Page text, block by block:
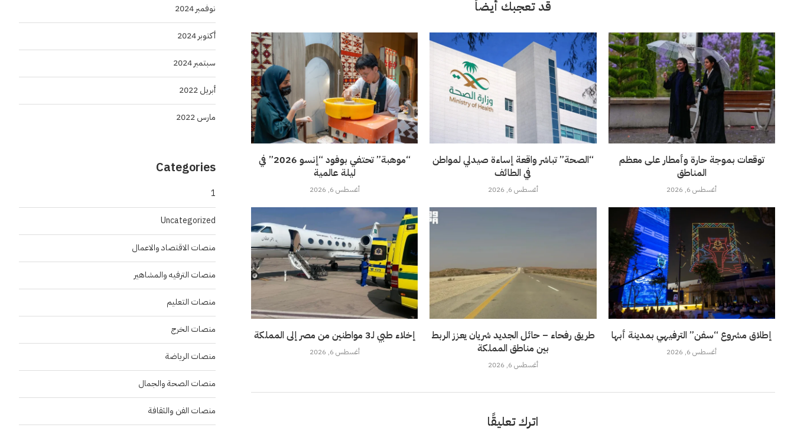
قد تعجبك أيضاً
“موهبة” تحتفي بوفود “إنسو 2026” في
ليلة عالمية
أغسطس 6, 2026
“الصحة” تباشر واقعة إساءة صيدلي لمواطن
في الطائف
أغسطس 6, 2026
توقعات بموجة حارة وأمطار على معظم
المناطق
أغسطس 6, 2026
إخلاء طبي لـ3 مواطنين من مصر إلى المملكة
أغسطس 6, 2026
طريق رفحاء – حائل الجديد شريان يعزز الربط
بين مناطق المملكة
أغسطس 6, 2026
إطلاق مشروع “سفن” الترفيهي بمدينة أبها
أغسطس 6, 2026
اترك تعليقًا
نوفمبر 2024
أكتوبر 2024
سبتمبر 2024
أبريل 2022
مارس 2022
Categories
1
Uncategorized
منصات الاقتصاد والاعمال
منصات الترفيه والمشاهير
منصات التعليم
منصات الخرج
منصات الرياضة
منصات الصحة والجمال
منصات الفن والثقافة